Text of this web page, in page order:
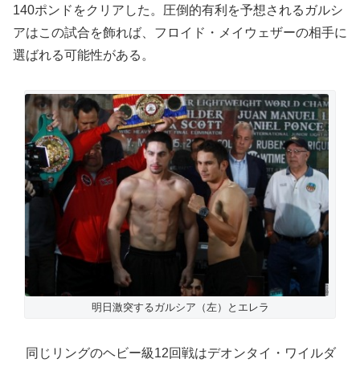
140ポンドをクリアした。圧倒的有利を予想されるガルシ
アはこの試合を飾れば、フロイド・メイウェザーの相手に
選ばれる可能性がある。
明日激突するガルシア（左）とエレラ
同じリングのヘビー級12回戦はデオンタイ・ワイルダ